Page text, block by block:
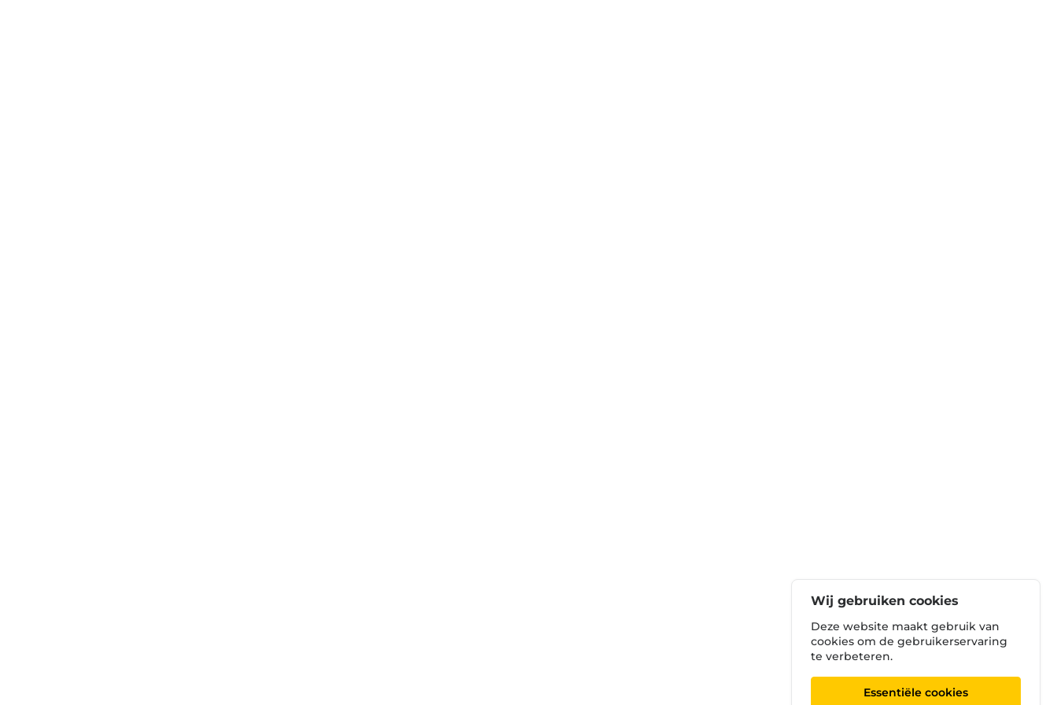
Wij gebruiken cookies
Deze website maakt gebruik van
cookies om de gebruikerservaring
te verbeteren.
Essentiële cookies